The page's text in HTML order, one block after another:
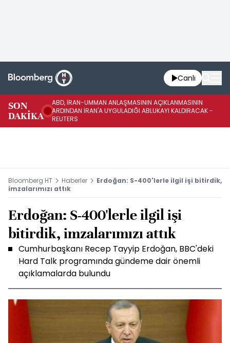
Canlı
SON
DAKİKA
ABD, İRAN-UMMAN ANLAŞMASININ AÇIKLANMASININ
ARDINDAN İRAN'A UYGULADIĞI ABLUKAYI KALDIRACAK -
REUTERS
Bloomberg HT Haberler
Erdoğan: S-400'lerle ilgil işi bitirdik,
imzalarımızı attık
Erdoğan: S-400'lerle ilgil işi
bitirdik, imzalarımızı attık
Cumhurbaşkanı Recep Tayyip Erdoğan, BBC'deki
Hard Talk programında gündeme dair önemli
açıklamalarda bulundu